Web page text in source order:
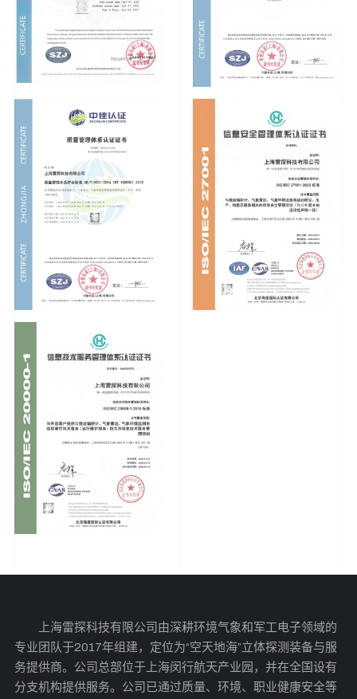
上海雷探科技有限公司由深耕环境气象和军工电子领域的
专业团队于2017年组建，定位为“空天地海”立体探测装备与服
务提供商。公司总部位于上海闵行航天产业园，并在全国设有
分支机构提供服务。公司已通过质量、环境、职业健康安全等